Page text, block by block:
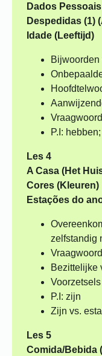
Dados
Despedidas (1)
Idade (Leeftijd)
P.I:
Les 4
A Casa (Het
Cores (Kleuren)
Estações do
zelfstandig
Bezittelijke
P.I: zijn
Zijn vs.
Les 5
Comida/Bebida